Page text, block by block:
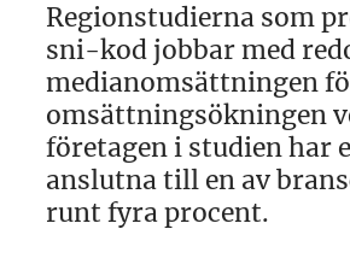
Regionstudierna som
sni-kod jobbar med
medianomsättningen
omsättningsökningen
företagen i studien har
anslutna till en av
runt fyra procent.